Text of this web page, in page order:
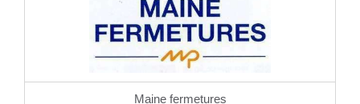
Maine fermetures